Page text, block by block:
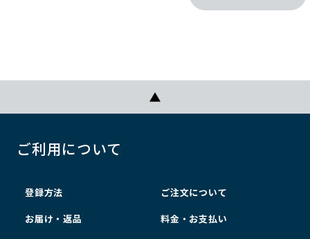
ご利用について
登録方法 ご注文について
お届け・返品 料金・お支払い